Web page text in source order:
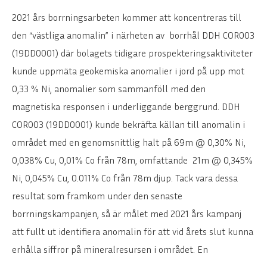
2021 års borrningsarbeten kommer att koncentreras till
den “västliga anomalin” i närheten av borrhål DDH COR003
(19DD0001) där bolagets tidigare prospekteringsaktiviteter
kunde uppmäta geokemiska anomalier i jord på upp mot
0,33 % Ni, anomalier som sammanföll med den
magnetiska responsen i underliggande berggrund. DDH
COR003 (19DD0001) kunde bekräfta källan till anomalin i
området med en genomsnittlig halt på 69m @ 0,30% Ni,
0,038% Cu, 0,01% Co från 78m, omfattande 21m @ 0,345%
Ni, 0,045% Cu, 0.011% Co från 78m djup. Tack vara dessa
resultat som framkom under den senaste
borrningskampanjen, så är målet med 2021 års kampanj
att fullt ut identifiera anomalin för att vid årets slut kunna
erhålla siffror på mineralresursen i området. En